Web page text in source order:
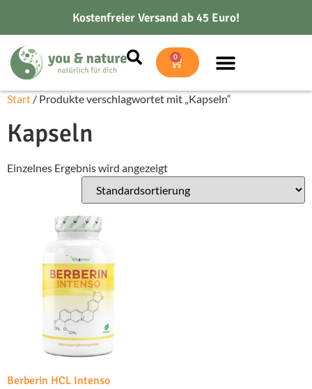
Kostenfreier Versand ab 45 Euro!
0
Start / Produkte verschlagwortet mit „Kapseln“
Kapseln
Einzelnes Ergebnis wird angezeigt
Berberin HCL Intenso